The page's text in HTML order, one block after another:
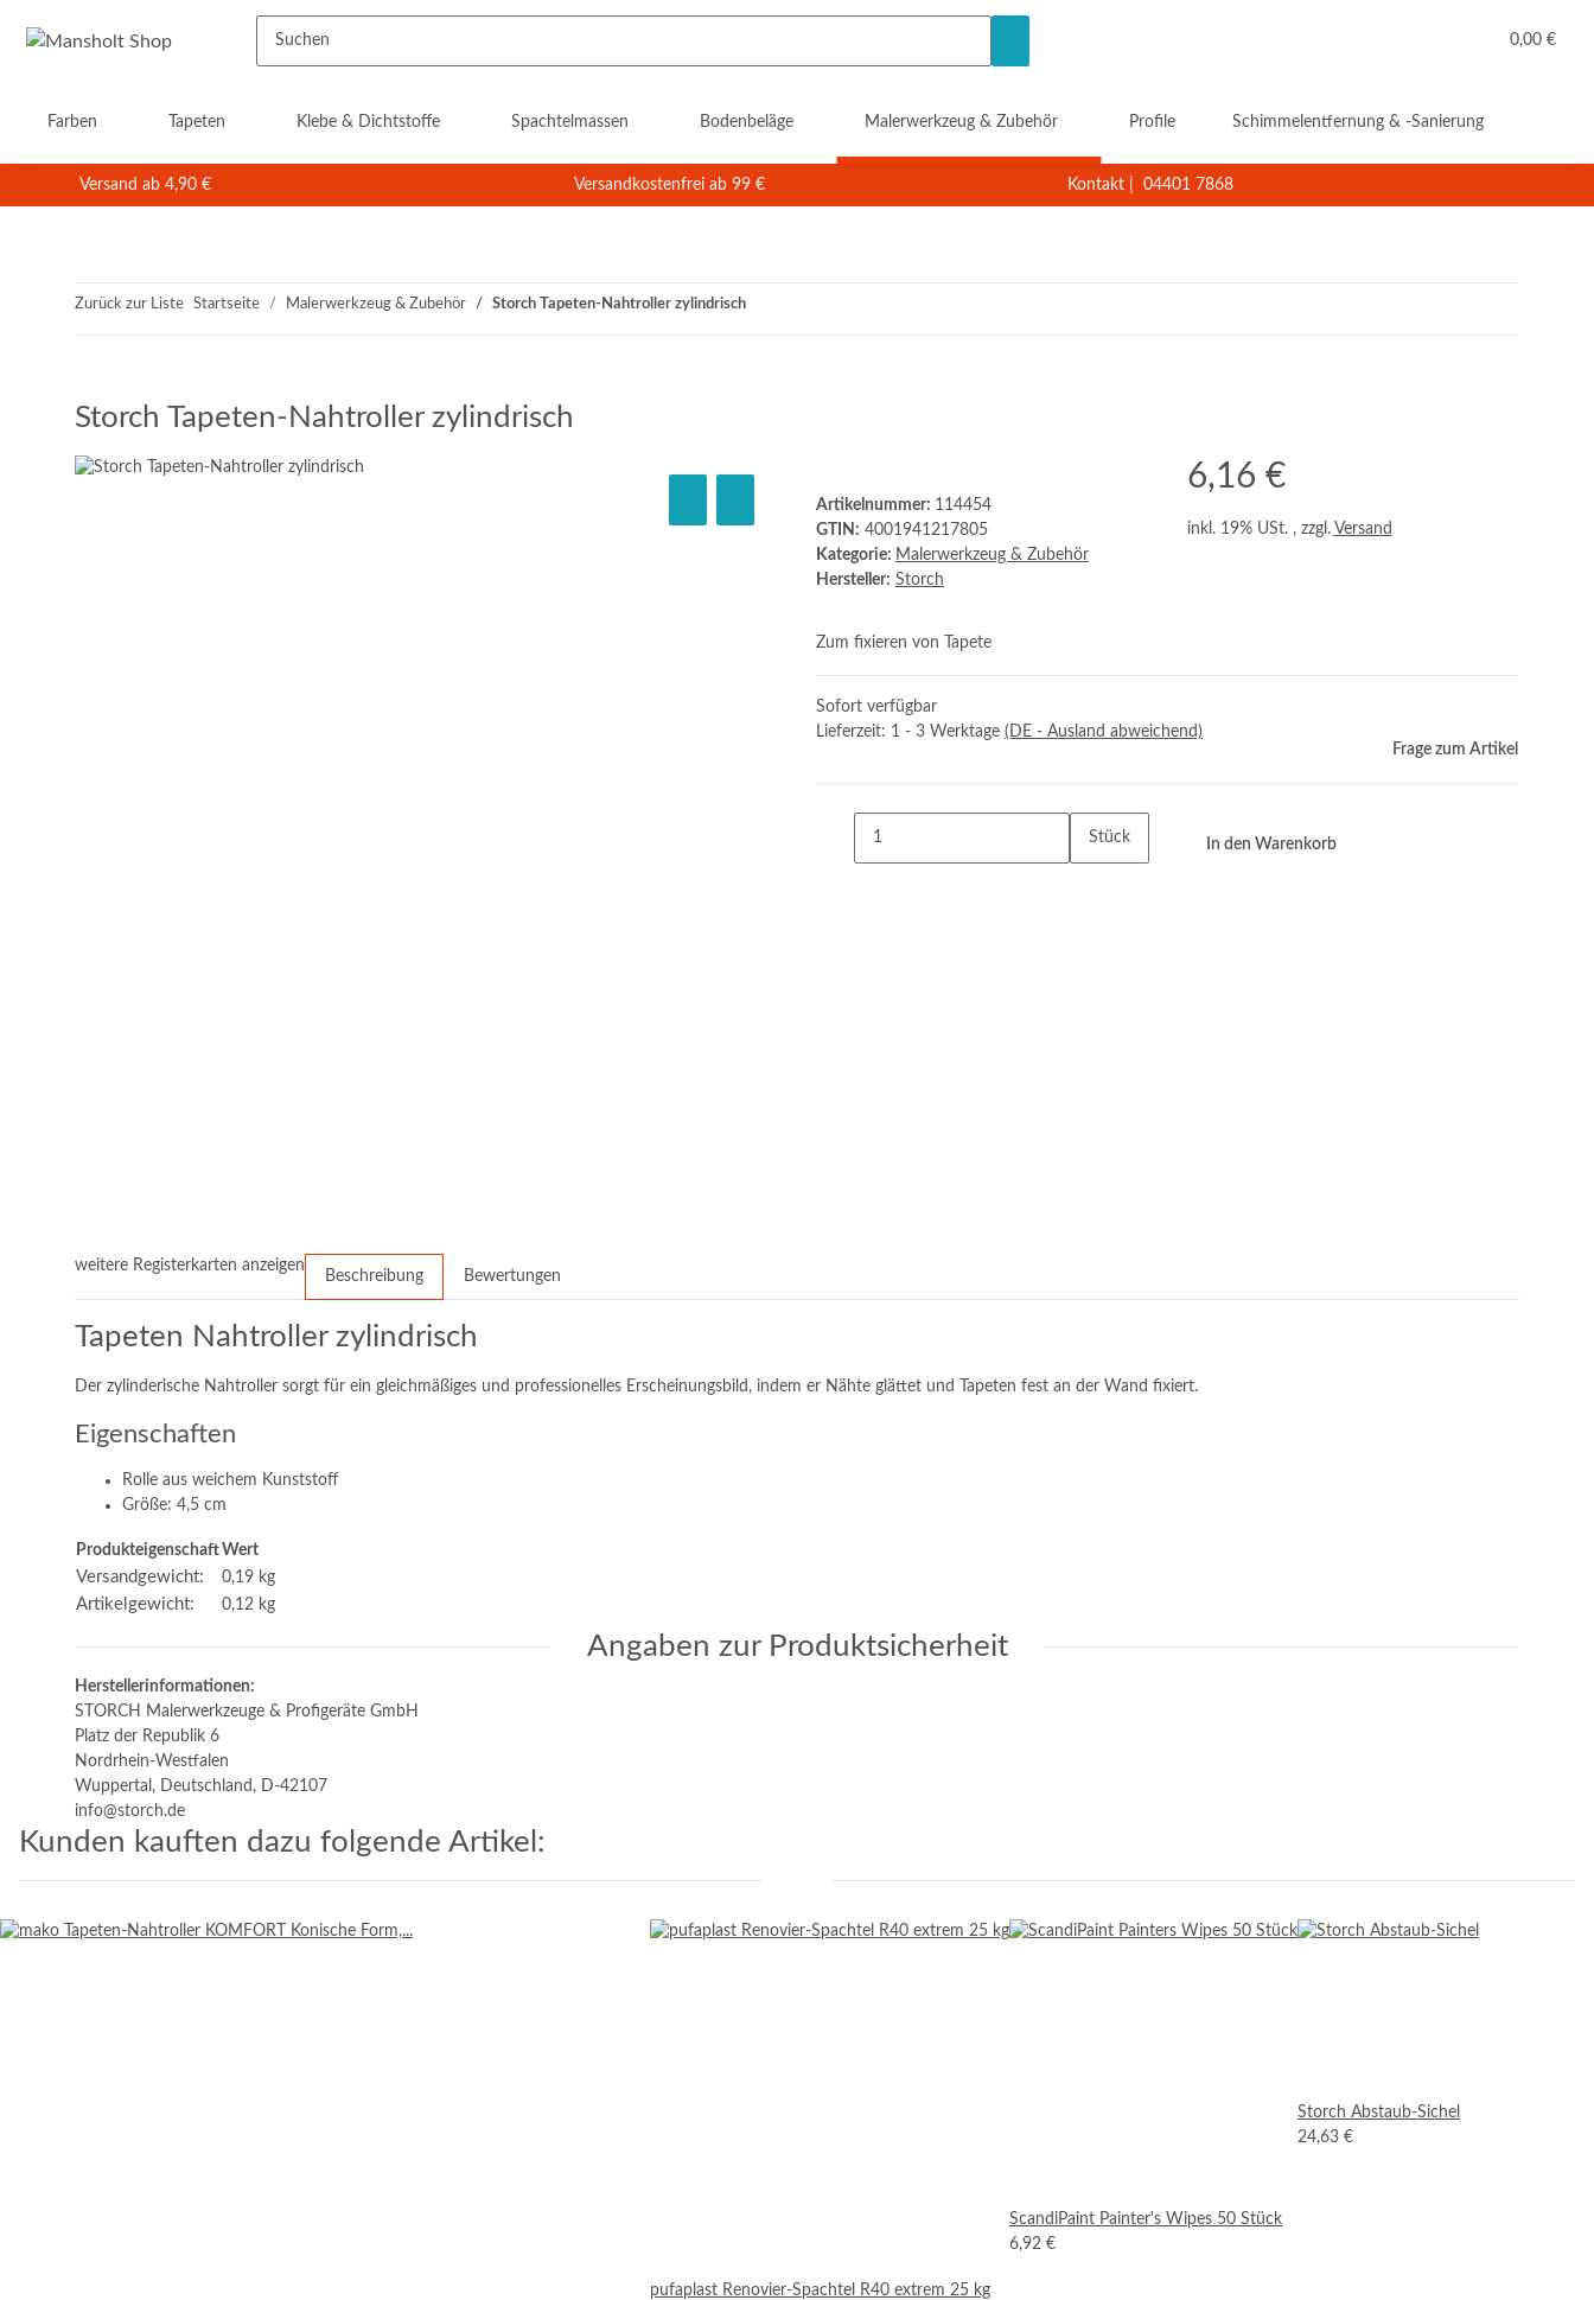
0,00 €
Farben Tapeten Klebe & Dichtstoffe Spachtelmassen Bodenbeläge Malerwerkzeug & Zubehör Profile Schimmelentfernung & -Sanierung
Versand ab 4,90 € Versandkostenfrei ab 99 € Kontakt 04401 7868
Zurück zur Liste Startseite Malerwerkzeug & Zubehör Storch Tapeten-Nahtroller zylindrisch
Storch Tapeten-Nahtroller zylindrisch
Artikelnummer: 114454
GTIN: 4001941217805
Kategorie: Malerwerkzeug & Zubehör
Hersteller: Storch
6,16 €
inkl. 19% USt. , zzgl. Versand
Zum fixieren von Tapete
Sofort verfügbar
Lieferzeit: 1 - 3 Werktage (DE - Ausland abweichend)
Frage zum Artikel
Stück In den Warenkorb
weitere Registerkarten anzeigen
Beschreibung Bewertungen
Tapeten Nahtroller zylindrisch
Der zylinderische Nahtroller sorgt für ein gleichmäßiges und professionelles Erscheinungsbild, indem er Nähte glättet und Tapeten fest an der Wand fixiert.
Eigenschaften
Rolle aus weichem Kunststoff
Größe: 4,5 cm
ProdukteigenschaftWert
Versandgewicht: 0,19 kg
Artikelgewicht: 0,12 kg
Angaben zur Produktsicherheit
Herstellerinformationen:
STORCH Malerwerkzeuge & Profigeräte GmbH
Platz der Republik 6
Nordrhein-Westfalen
Wuppertal, Deutschland, D-42107
info@storch.de
Kunden kauften dazu folgende Artikel:
pufaplast Renovier-Spachtel R40 extrem 25 kg
ScandiPaint Painter's Wipes 50 Stück
6,92 €
Storch Abstaub-Sichel
24,63 €